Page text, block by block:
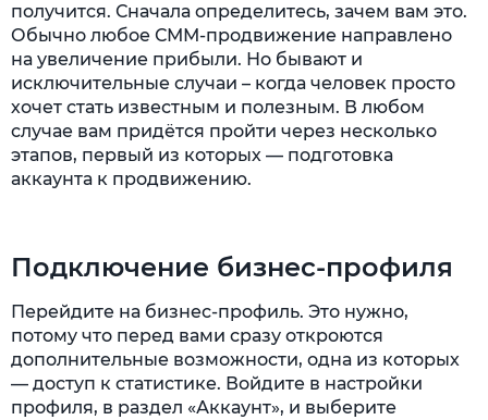
получится. Сначала определитесь, зачем вам это.
Обычно любое СММ-продвижение направлено
на увеличение прибыли. Но бывают и
исключительные случаи – когда человек просто
хочет стать известным и полезным. В любом
случае вам придётся пройти через несколько
этапов, первый из которых — подготовка
аккаунта к продвижению.
Подключение бизнес-профиля
Перейдите на бизнес-профиль. Это нужно,
потому что перед вами сразу откроются
дополнительные возможности, одна из которых
— доступ к статистике. Войдите в настройки
профиля, в раздел «Аккаунт», и выберите